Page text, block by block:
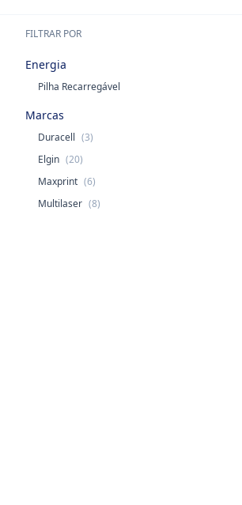
FILTRAR POR
Energia
Pilha Recarregável
Marcas
Duracell (3)
Elgin (20)
Maxprint (6)
Multilaser (8)